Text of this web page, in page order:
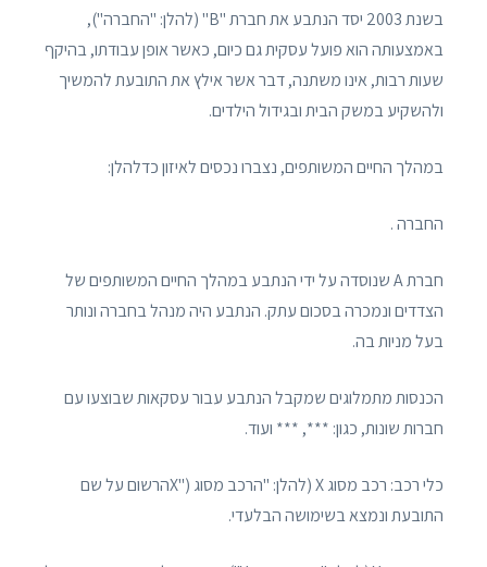
בשנת 2003 יסד הנתבע את חברת "B" (להלן: "החברה"),
באמצעותה הוא פועל עסקית גם כיום, כאשר אופן עבודתו, בהיקף
שעות רבות, אינו משתנה, דבר אשר אילץ את התובעת להמשיך
ולהשקיע במשק הבית ובגידול הילדים.
במהלך החיים המשותפים, נצברו נכסים לאיזון כדלהלן:
החברה .
חברת A שנוסדה על ידי הנתבע במהלך החיים המשותפים של
הצדדים ונמכרה בסכום עתק. הנתבע היה מנהל בחברה ונותר
בעל מניות בה.
הכנסות מתמלוגים שמקבל הנתבע עבור עסקאות שבוצעו עם
חברות שונות, כגון: ***, *** ועוד.
כלי רכב: רכב מסוג X (להלן: "הרכב מסוג ("Xהרשום על שם
התובעת ונמצא בשימושה הבלעדי.